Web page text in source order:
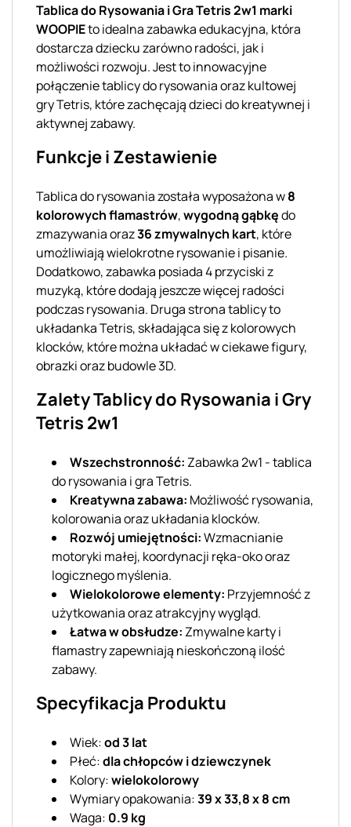
Tablica do Rysowania i Gra Tetris 2w1 marki
WOOPIEto idealna zabawka edukacyjna, która
dostarcza dziecku zarówno radości, jak i
możliwości rozwoju. Jest to innowacyjne
połączenie tablicy do rysowania oraz kultowej
gry Tetris, które zachęcają dzieci do kreatywnej i
aktywnej zabawy.
Funkcje i Zestawienie
Tablica do rysowania została wyposażona w8
kolorowych flamastrów,wygodną gąbkędo
zmazywania oraz36 zmywalnych kart, które
umożliwiają wielokrotne rysowanie i pisanie.
Dodatkowo, zabawka posiada 4 przyciski z
muzyką, które dodają jeszcze więcej radości
podczas rysowania. Druga strona tablicy to
układanka Tetris, składająca się z kolorowych
klocków, które można układać w ciekawe figury,
obrazki oraz budowle 3D.
Zalety Tablicy do Rysowania i Gry
Tetris 2w1
Wszechstronność: Zabawka 2w1 - tablica
do rysowania i gra Tetris.
Kreatywna zabawa: Możliwość rysowania,
kolorowania oraz układania klocków.
Rozwój umiejętności:Wzmacnianie
motoryki małej, koordynacji ręka-oko oraz
logicznego myślenia.
Wielokolorowe elementy: Przyjemność z
użytkowania oraz atrakcyjny wygląd.
Łatwa w obsłudze: Zmywalne karty i
flamastry zapewniają nieskończoną ilość
zabawy.
Specyfikacja Produktu
Wiek:od 3 lat
Płeć:dla chłopców i dziewczynek
Kolory:wielokolorowy
Wymiary opakowania:39 x 33,8 x 8 cm
Waga: 0.9 kg